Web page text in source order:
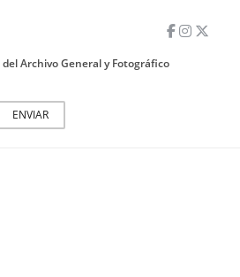
Archivo General y Fotográfico